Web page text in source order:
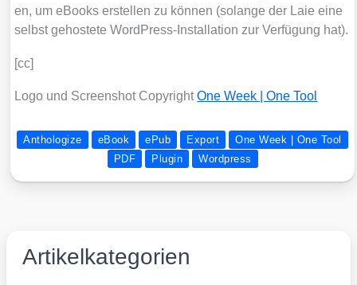
en, um eBooks erstel­len zu kön­nen (solan­ge der Laie eine
selbst gehos­te­te Word­Press-Instal­la­ti­on zur Ver­fü­gung hat).
[cc]
Logo und Screen­shot Copy­rightOne Week | One Tool
Anthologize eBook ePub Export
One Week | One Tool
PDF
Plugin Wordpress
Artikelkategorien